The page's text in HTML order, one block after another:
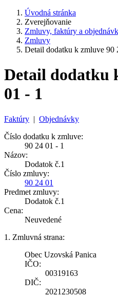
Úvodná stránka
Zverejňovanie
Zmluvy, faktúry a
Zmluvy
Detail dodatku k zmluve 90
Detail dodatku
01 - 1
Faktúry | Objednávky
Číslo dodatku k zmluve:
90 24 01 - 1
Názov:
Dodatok č.1
Číslo zmluvy:
90 24 01
Predmet zmluvy:
Dodatok č.1
Cena:
Neuvedené
1. Zmluvná strana:
Obec Uzovská Panica
IČO:
00319163
DIČ:
2021230508